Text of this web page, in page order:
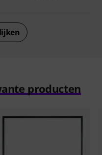
producten